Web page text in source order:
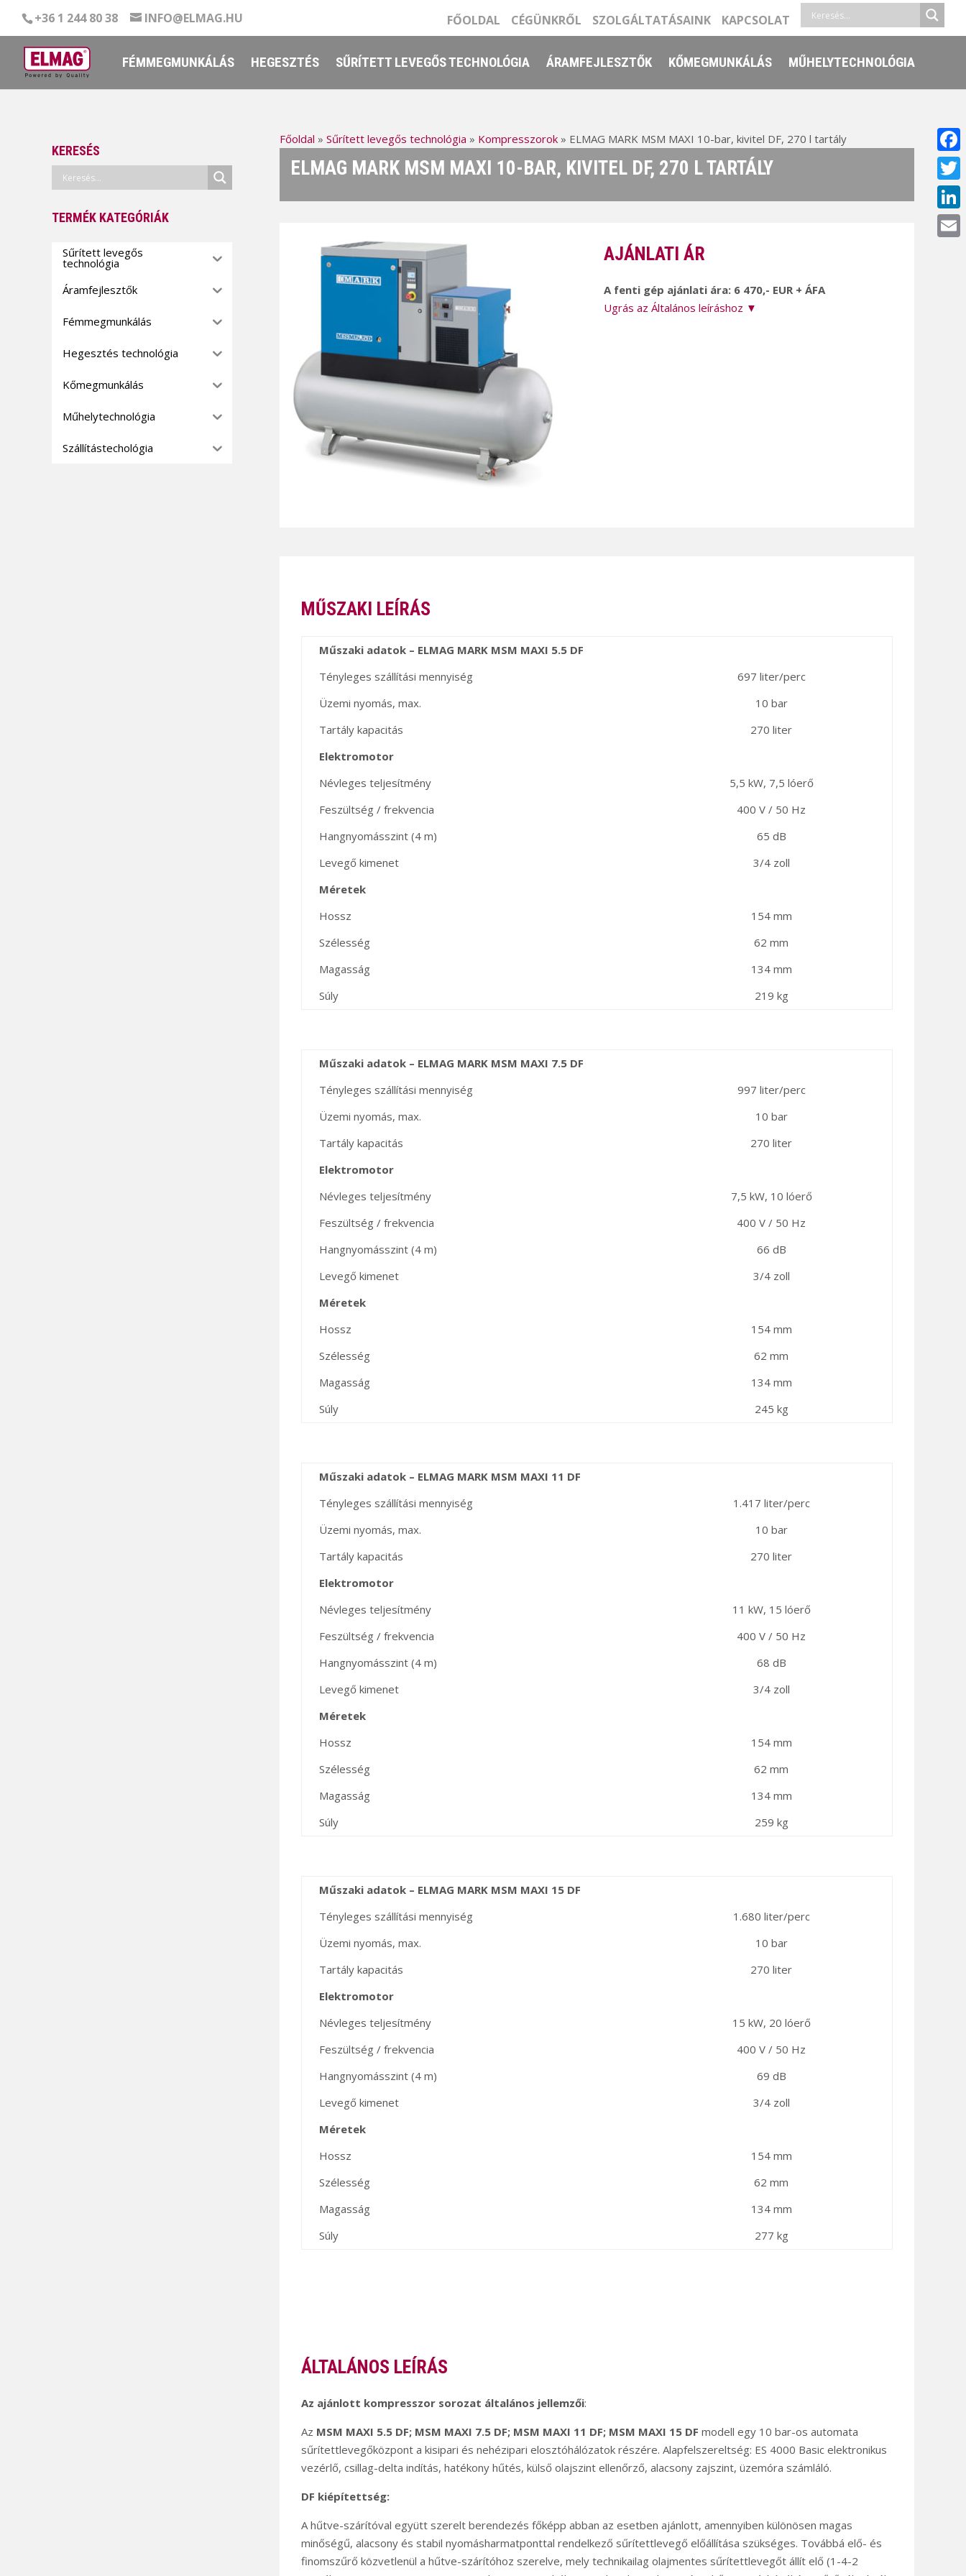
+36 1 244 80 38 INFO@ELMAG.HU FŐOLDAL CÉGÜNKRŐL SZOLGÁLTATÁSAINK KAPCSOLAT
FÉMMEGMUNKÁLÁS HEGESZTÉS SŰRÍTETT LEVEGŐS TECHNOLÓGIA ÁRAMFEJLESZTŐK KŐMEGMUNKÁLÁS MŰHELYTECHNOLÓGIA
Főoldal » Sűrített levegős technológia » Kompresszorok» ELMAG MARK MSM MAXI 10-bar, kivitel DF, 270 l tartály
ELMAG MARK MSM MAXI 10-BAR, KIVITEL DF, 270 L TARTÁLY
AJÁNLATI ÁR
A fenti gép ajánlati ára: 6 470,- EUR + ÁFA
Ugrás az Általános leíráshoz ▼
MŰSZAKI LEÍRÁS
Műszaki adatok – ELMAG MARK MSM MAXI 5.5 DF
Tényleges szállítási mennyiség
697 liter/perc
Üzemi nyomás, max.
10 bar
Tartály kapacitás
270 liter
Elektromotor
Névleges teljesítmény
5,5 kW, 7,5 lóerő
Feszültség / frekvencia
400 V / 50 Hz
Hangnyomásszint (4 m)
65 dB
Levegő kimenet
3/4 zoll
Méretek
Hossz
154 mm
Szélesség
62 mm
Magasság
134 mm
Súly
219 kg
Műszaki adatok – ELMAG MARK MSM MAXI 7.5 DF
Tényleges szállítási mennyiség
997 liter/perc
Üzemi nyomás, max.
10 bar
Tartály kapacitás
270 liter
Elektromotor
Névleges teljesítmény
7,5 kW, 10 lóerő
Feszültség / frekvencia
400 V / 50 Hz
Hangnyomásszint (4 m)
66 dB
Levegő kimenet
3/4 zoll
Méretek
Hossz
154 mm
Szélesség
62 mm
Magasság
134 mm
Súly
245 kg
Műszaki adatok – ELMAG MARK MSM MAXI 11 DF
Tényleges szállítási mennyiség
1.417 liter/perc
Üzemi nyomás, max.
10 bar
Tartály kapacitás
270 liter
Elektromotor
Névleges teljesítmény
11 kW, 15 lóerő
Feszültség / frekvencia
400 V / 50 Hz
Hangnyomásszint (4 m)
68 dB
Levegő kimenet
3/4 zoll
Méretek
Hossz
154 mm
Szélesség
62 mm
Magasság
134 mm
Súly
259 kg
Műszaki adatok – ELMAG MARK MSM MAXI 15 DF
Tényleges szállítási mennyiség
1.680 liter/perc
Üzemi nyomás, max.
10 bar
Tartály kapacitás
270 liter
Elektromotor
Névleges teljesítmény
15 kW, 20 lóerő
Feszültség / frekvencia
400 V / 50 Hz
Hangnyomásszint (4 m)
69 dB
Levegő kimenet
3/4 zoll
Méretek
Hossz
154 mm
Szélesség
62 mm
Magasság
134 mm
Súly
277 kg
ÁLTALÁNOS LEÍRÁS
Az ajánlott kompresszor sorozat általános jellemzői:
Az MSM MAXI 5.5 DF; MSM MAXI 7.5 DF; MSM MAXI 11 DF; MSM MAXI 15 DF modell egy 10 bar-os automata
sűrítettlevegőközpont a kisipari és nehézipari elosztóhálózatok részére. Alapfelszereltség: ES 4000 Basic elektronikus
vezérlő, csillag-delta indítás, hatékony hűtés, külső olajszint ellenőrző, alacsony zajszint, üzemóra számláló.
DF kiépítettség:
A hűtve-szárítóval együtt szerelt berendezés főképp abban az esetben ajánlott, amennyiben különösen magas
minőségű, alacsony és stabil nyomásharmatponttal rendelkező sűrítettlevegő előállítása szükséges. Továbbá elő- és
finomszűrő közvetlenül a hűtve-szárítóhoz szerelve, mely technikailag olajmentes sűrítettlevegőt állít elő (1-4-2
KERESÉS
TERMÉK KATEGÓRIÁK
Sűrített levegős
technológia
Áramfejlesztők
Fémmegmunkálás
Hegesztés technológia
Kőmegmunkálás
Műhelytechnológia
Szállítástechológia